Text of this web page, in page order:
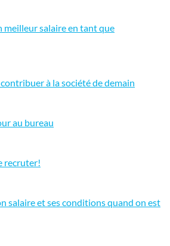
meilleur salaire en tant que
à la société de demain
au bureau
recruter!
salaire et ses conditions quand on est